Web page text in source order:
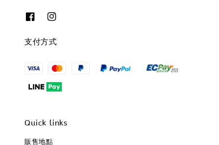
支付方式
Quick links